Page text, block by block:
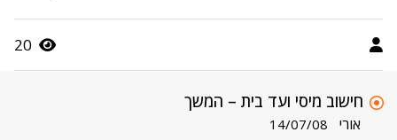
20
חישוב מיסי ועד בית – המשך
אורי 14/07/08